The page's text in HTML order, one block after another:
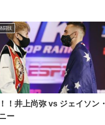
闘技
！井上尚弥 vs ジェイソン・
ー